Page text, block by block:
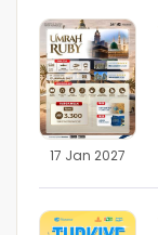
17 Jan 2027